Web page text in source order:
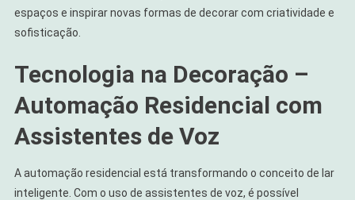
espaços e inspirar novas formas de decorar com criatividade e
sofisticação.
Tecnologia na Decoração –
Automação Residencial com
Assistentes de Voz
A automação residencial está transformando o conceito de lar
inteligente. Com o uso de assistentes de voz, é possível